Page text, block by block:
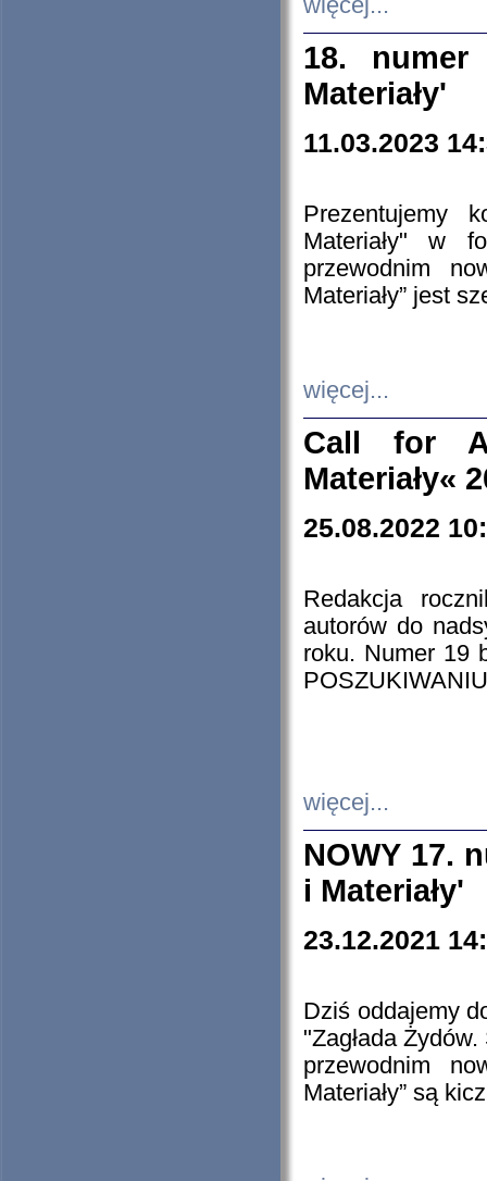
więcej...
18. numer
Materiały'
11.03.2023
Prezentujemy
Materiały" w
przewodnim
Materiały” jest
więcej...
Call for
Materiały«
25.08.2022
Redakcja
autorów do
roku. Numer 19
więcej...
NOWY 17.
i Materiały'
23.12.2021
Dziś oddajemy
"Zagłada
przewodnim
Materiały” są